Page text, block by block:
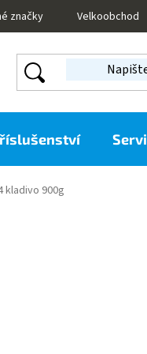
značky Velkoobchod
kladivo 900g